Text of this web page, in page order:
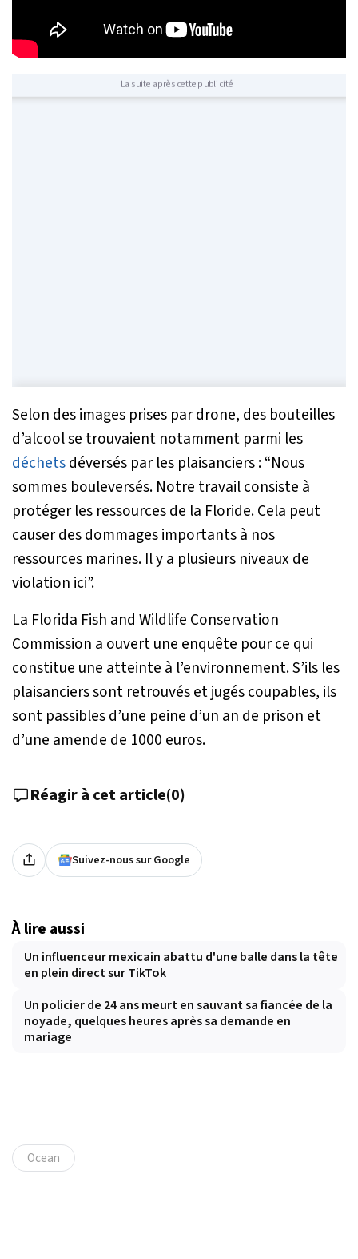
La suite après cette publicité
Selon des images prises par drone, des bouteilles
d’alcool se trouvaient notamment parmi les
déchetsdéversés par les plaisanciers :“Nous
sommes bouleversés. Notre travail consiste à
protéger les ressources de la Floride. Cela peut
causer des dommages importants à nos
ressources marines. Il y a plusieurs niveaux de
violation ici”.
La Florida Fish and Wildlife Conservation
Commission a ouvert une enquête pour ce qui
constitue une atteinte à l’environnement. S’ils les
plaisanciers sont retrouvés et jugés coupables, ils
sont passibles d’une peine d’un an de prison et
d’une amende de 1000 euros.
Réagir à cet article(0)
Suivez-nous sur Google
À lire aussi
Un influenceur mexicain abattu d'une balle dans la tête
en plein direct sur TikTok
Un policier de 24 ans meurt en sauvant sa fiancée de la
noyade, quelques heures après sa demande en
mariage
Ocean